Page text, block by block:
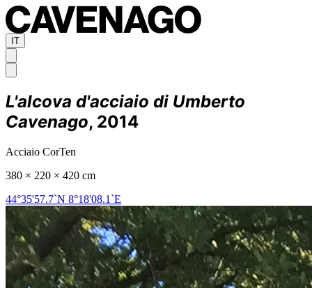
IT
L'alcova d'acciaio di Umberto
Cavenago, 2014
Acciaio CorTen
380 × 220 × 420 cm
44°35'57.7`N 8°18'08.1`E